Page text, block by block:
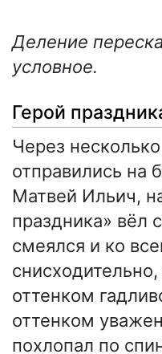
Деление
условное.
Герой
Через
отправились на
Матвей Ильич,
праздника» вёл
смеялся и ко
оттенком
оттенком
похлопал по